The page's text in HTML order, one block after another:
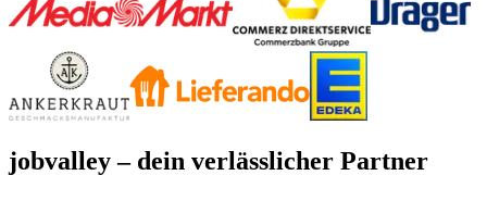
jobvalley – dein verlässlicher Partner